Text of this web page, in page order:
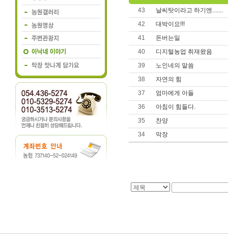
43
날씨탓이라고 하기엔.......
42
대박이요!!!
41
돈버는일
40
디지털농업 취재왔음
39
노인네의 말씀
38
자연의 힘
37
엄마에게 아들
36
아침이 힘들다.
35
찬양
34
막장